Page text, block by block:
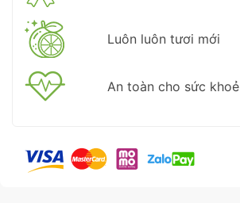
Luôn luôn tươi mới
An toàn cho sức khoẻ